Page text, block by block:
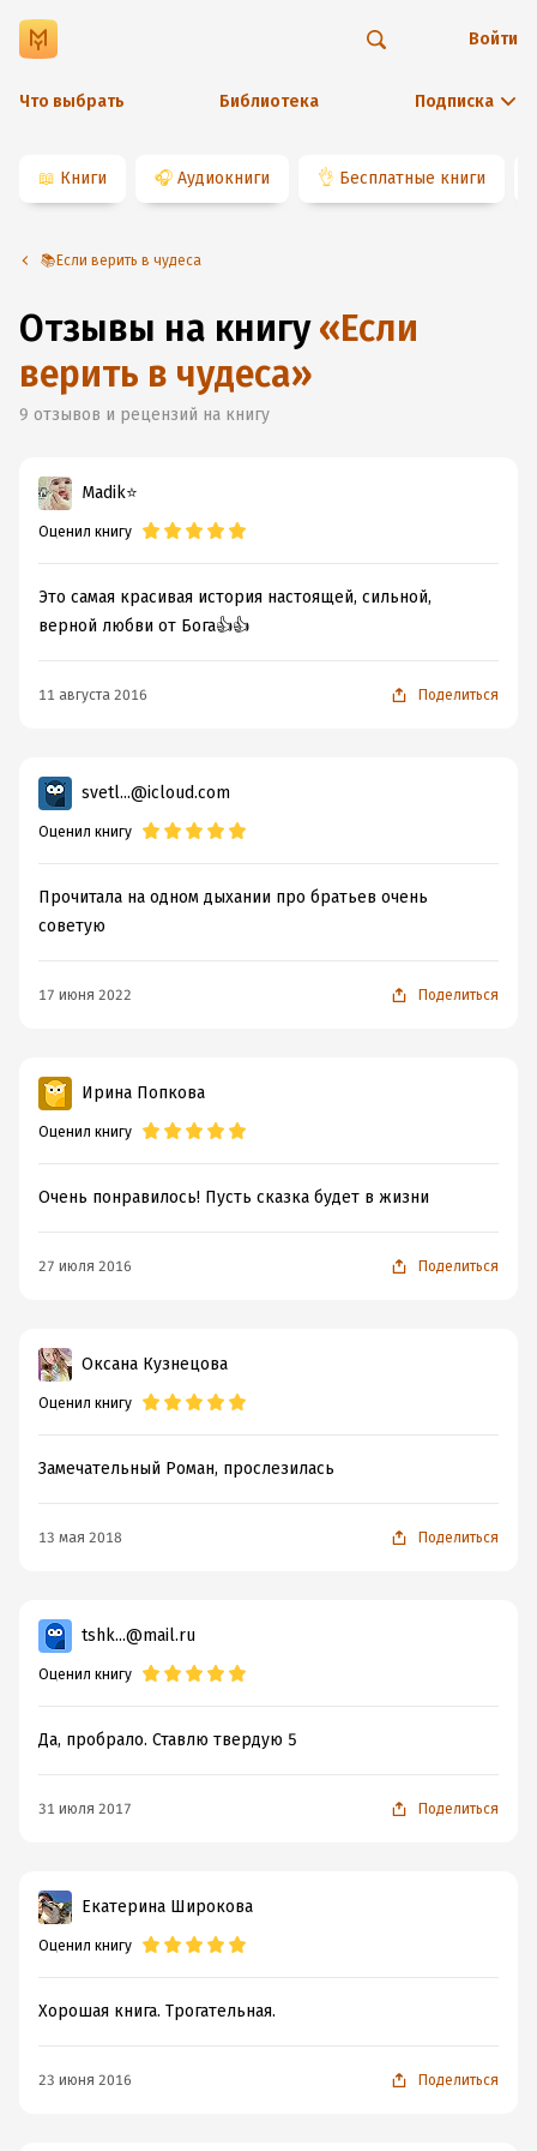
Что выбрать Библиотека Подписка
Войти
📖 Книги 🎧 Аудиокниги 👌 Бесплатные книги
📚Если верить в чудеса
Отзывы на книгу «Если
верить в чудеса»
9 отзывов и рецензий на книгу
Madik⭐️
Оценил книгу
Это самая красивая история настоящей, сильной,
верной любви от Бога👍👍
11 августа 2016 Поделиться
svetl...@icloud.com
Оценил книгу
Прочитала на одном дыхании про братьев очень
советую
17 июня 2022 Поделиться
Ирина Попкова
Оценил книгу
Очень понравилось! Пусть сказка будет в жизни
27 июля 2016 Поделиться
Оксана Кузнецова
Оценил книгу
Замечательный Роман, прослезилась
13 мая 2018 Поделиться
tshk...@mail.ru
Оценил книгу
Да, пробрало. Ставлю твердую 5
31 июля 2017 Поделиться
Екатерина Широкова
Оценил книгу
Хорошая книга. Трогательная.
23 июня 2016 Поделиться